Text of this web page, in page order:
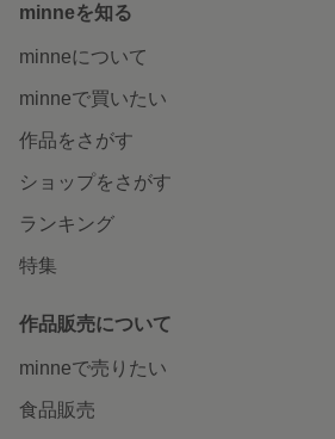
minneを知る
minneについて
minneで買いたい
作品をさがす
ショップをさがす
ランキング
特集
作品販売について
minneで売りたい
食品販売